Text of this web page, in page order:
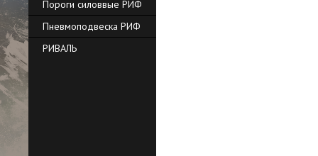
Пороги силоввые РИФ
Пневмоподвеска РИФ
РИВАЛЬ